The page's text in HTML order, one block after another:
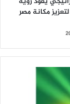
مكانة مصر